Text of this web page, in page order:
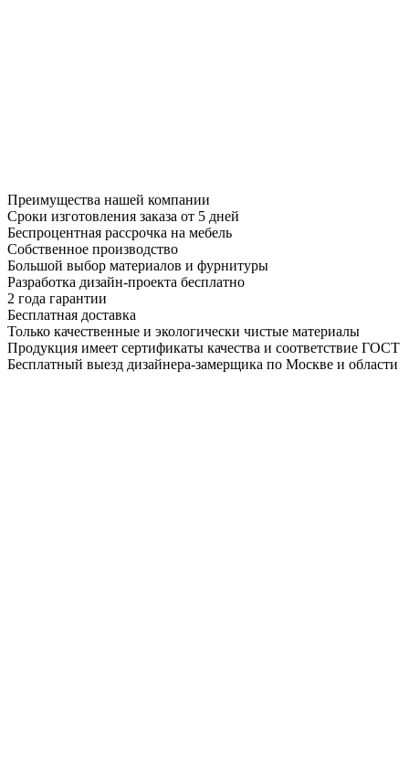
Преимущества нашей компании
Сроки изготовления заказа от 5 дней
Беспроцентная рассрочка на мебель
Собственное производство
Большой выбор материалов и фурнитуры
Разработка дизайн-проекта бесплатно
2 года гарантии
Бесплатная доставка
Только качественные и экологически чистые материалы
Продукция имеет сертификаты качества и соответствие ГОСТ
Бесплатный выезд дизайнера-замерщика по Москве и области